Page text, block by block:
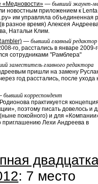
«Медновости» — бывший экаунт-
новостным приложением к
им управляла объединенная
разное время) Алексея
Натальи Клим.
— бывший главный редактор
го, расстались в январе 2009-
сотрудниками "Рамблера"
заместитель главного редактора
пришли на замену
год расстались, после ухода
бывший корреспондент
практикуется
поэтому писать довелось и
покойного) и для
приглашению Лехи Андреева в
: 7 место